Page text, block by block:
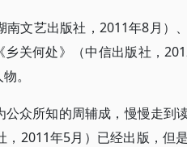
文艺出版社，2011年8月）
关何处》（中信出版社，
。
众所知的周辅成，慢慢走到
2011年5月）已经出版，但